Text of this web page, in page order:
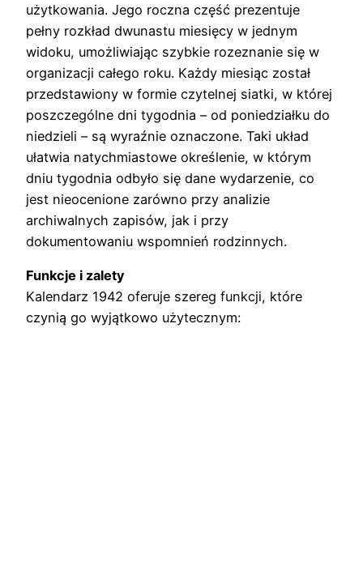
użytkowania. Jego roczna część prezentuje
pełny rozkład dwunastu miesięcy w jednym
widoku, umożliwiając szybkie rozeznanie się w
organizacji całego roku. Każdy miesiąc został
przedstawiony w formie czytelnej siatki, w której
poszczególne dni tygodnia – od poniedziałku do
niedzieli – są wyraźnie oznaczone. Taki układ
ułatwia natychmiastowe określenie, w którym
dniu tygodnia odbyło się dane wydarzenie, co
jest nieocenione zarówno przy analizie
archiwalnych zapisów, jak i przy
dokumentowaniu wspomnień rodzinnych.
Funkcje i zalety
Kalendarz 1942 oferuje szereg funkcji, które
czynią go wyjątkowo użytecznym: